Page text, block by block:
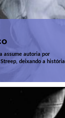
assume autoria por
deixando a história